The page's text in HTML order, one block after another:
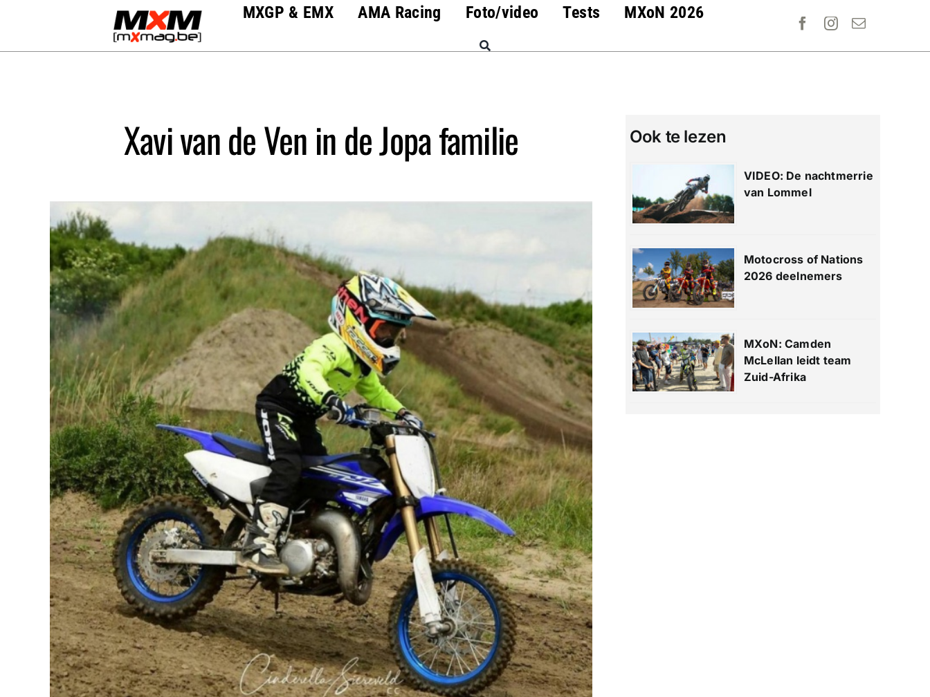
MXGP & EMX AMA Racing Foto/video Tests MXoN 2026
Xavi van de Ven in de Jopa familie Ook te lezen
VIDEO: De nachtmerrie
van Lommel
Motocross of Nations
2026 deelnemers
MXoN: Camden
McLellan leidt team
Zuid-Afrika